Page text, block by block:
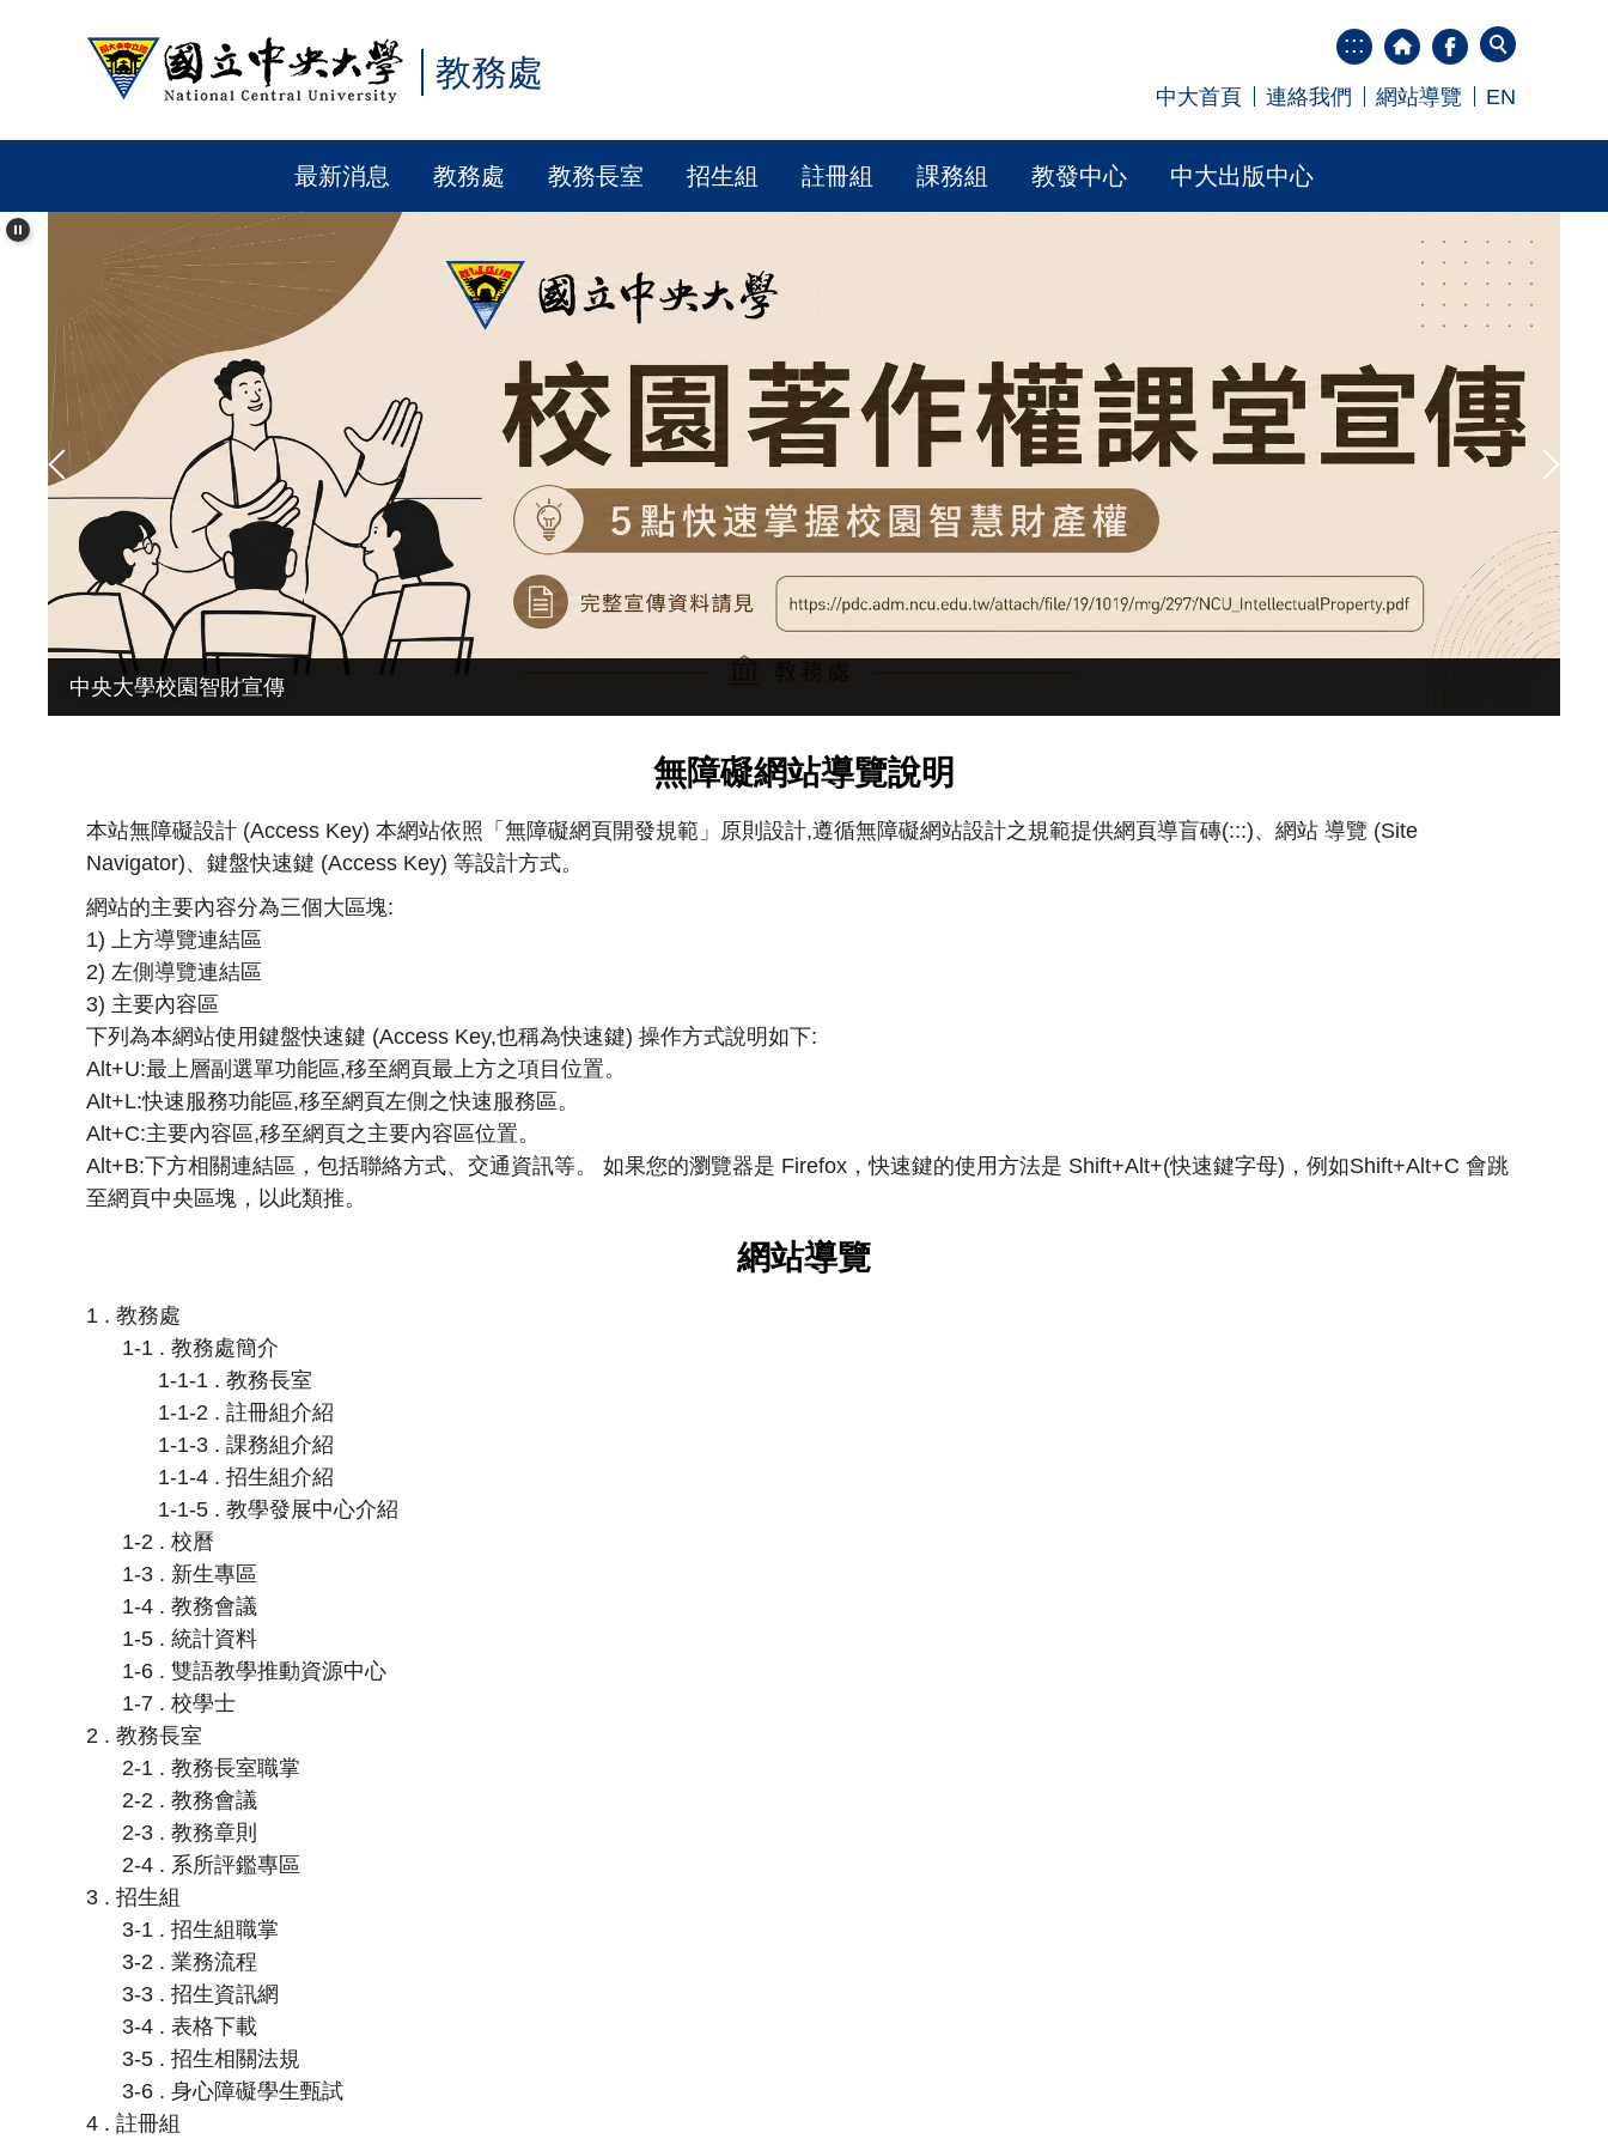
區
教務處
:::
中大首頁 連絡我們 網站導覽 EN
最新消息 教務處 教務長室 招生組 註冊組 課務組 教發中心 中大出版中心
中央大學校園智財宣傳
台聯大系統專區
無障礙網站導覽說明
本站無障礙設計 (Access Key) 本網站依照「無障礙網頁開發規範」原則設計,遵循無障礙網站設計之規範提供網頁導盲磚(:::)、網站 導覽 (Site
Navigator)、鍵盤快速鍵 (Access Key) 等設計方式。
網站的主要內容分為三個大區塊:
1) 上方導覽連結區
2) 左側導覽連結區
3) 主要內容區
下列為本網站使用鍵盤快速鍵 (Access Key,也稱為快速鍵) 操作方式說明如下:
Alt+U:最上層副選單功能區,移至網頁最上方之項目位置。
Alt+L:快速服務功能區,移至網頁左側之快速服務區。
Alt+C:主要內容區,移至網頁之主要內容區位置。
Alt+B:下方相關連結區，包括聯絡方式、交通資訊等。 如果您的瀏覽器是 Firefox，快速鍵的使用方法是 Shift+Alt+(快速鍵字母)，例如Shift+Alt+C 會跳
至網頁中央區塊，以此類推。
網站導覽
1 . 教務處
1-1 . 教務處簡介
1-1-1 . 教務長室
1-1-2 . 註冊組介紹
1-1-3 . 課務組介紹
1-1-4 . 招生組介紹
1-1-5 . 教學發展中心介紹
1-2 . 校曆
1-3 . 新生專區
1-4 . 教務會議
1-5 . 統計資料
1-6 . 雙語教學推動資源中心
1-7 . 校學士
2 . 教務長室
2-1 . 教務長室職掌
2-2 . 教務會議
2-3 . 教務章則
2-4 . 系所評鑑專區
3 . 招生組
3-1 . 招生組職掌
3-2 . 業務流程
3-3 . 招生資訊網
3-4 . 表格下載
3-5 . 招生相關法規
3-6 . 身心障礙學生甄試
4 . 註冊組